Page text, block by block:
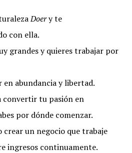
Doery te
con ella.
grandes y quieres trabajar por
en abundancia y libertad.
convertir tu pasión en
por dónde comenzar.
crear un negocio que trabaje
ingresos continuamente.